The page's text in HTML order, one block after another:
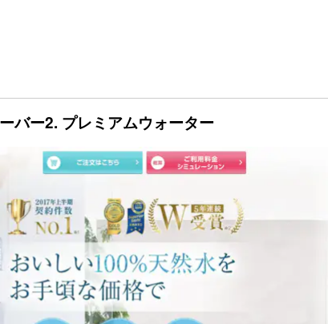
バー2. プレミアムウォーター